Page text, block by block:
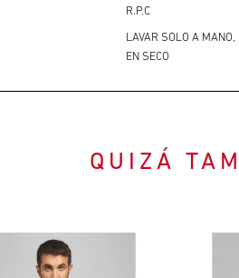
R.P.C
LAVAR SOLO A
EN SECO
QUIZÁ